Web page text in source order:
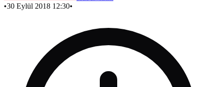
•30 Eylül 2018 12:30•